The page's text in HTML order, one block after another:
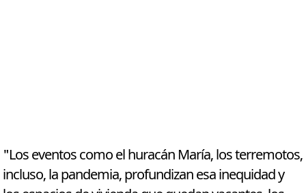
"Los eventos como el huracán María, los terremotos,
incluso, la pandemia, profundizan esa inequidad y